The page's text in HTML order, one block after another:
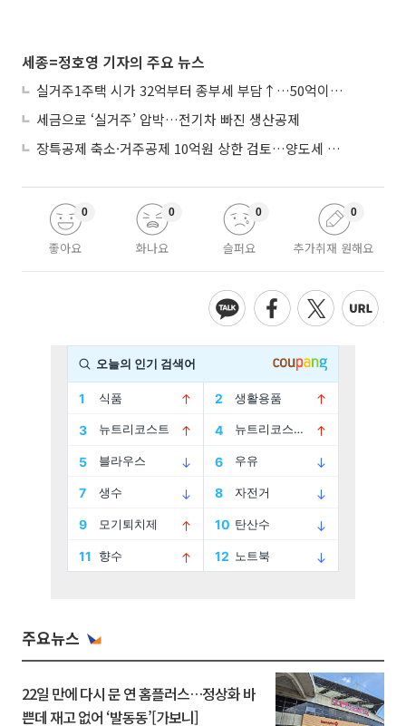
세종=정호영 기자의 주요 뉴스
실거주1주택 시가 32억부터 종부세 부담↑…50억이면 454→979만원
세금으로 ‘실거주’ 압박…전기차 빠진 생산공제
장특공제 축소·거주공제 10억원 상한 검토…양도세 실거주 중심 개편
좋아요
0
화나요
0
슬퍼요
0
추가취재 원해요
0
주요뉴스
22일 만에 다시 문 연 홈플러스…정상화 바
쁜데 재고 없어 ‘발동동’[가보니]